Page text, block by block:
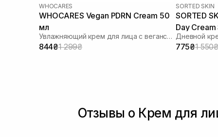
WHOCARES
WHOCARES Vegan PDRN Cream 50
мл
Увлажняющий крем для лица с веганскими полинуклеотидами WHO CARES
844₴1 299₴
SORTED SKIN
SORTED
Day
Дневной
775₴1 550₴
Отзывы о Крем для